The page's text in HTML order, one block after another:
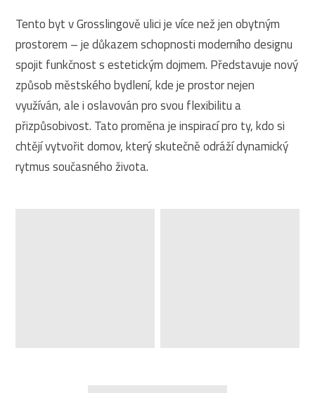
Tento byt v Grosslingově ulici je více než jen obytným
prostorem – je důkazem schopnosti moderního designu
spojit funkčnost s estetickým dojmem. Představuje nový
způsob městského bydlení, kde je prostor nejen
využíván, ale i oslavován pro svou flexibilitu a
přizpůsobivost. Tato proměna je inspirací pro ty, kdo si
chtějí vytvořit domov, který skutečně odráží dynamický
rytmus současného života.